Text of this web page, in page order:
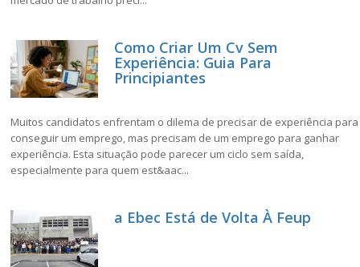
Como Criar Um Cv Sem
Experiência: Guia Para
Principiantes
Muitos candidatos enfrentam o dilema de precisar de experiência para
conseguir um emprego, mas precisam de um emprego para ganhar
experiência. Esta situação pode parecer um ciclo sem saída,
especialmente para quem est&aac...
a Ebec Está de Volta À Feup